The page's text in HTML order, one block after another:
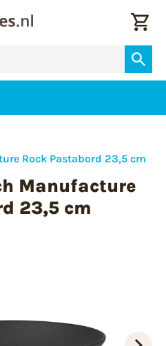
Rock Pastabord 23,5 cm
Manufacture
23,5 cm